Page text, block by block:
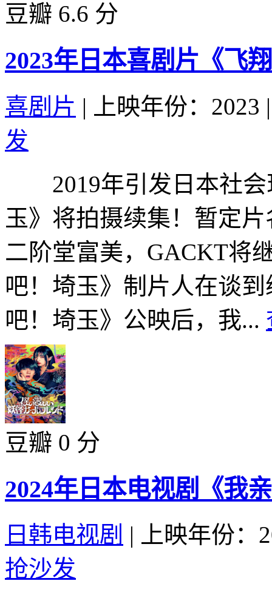
豆瓣 6.6 分
2023年日本喜剧片《飞
喜剧片 | 上映年份：2023 |
发
2019年引发日本社会
玉》将拍摄续集！暂定
二阶堂富美，GACKT
吧！埼玉》制片人在谈
吧！埼玉》公映后，我...
豆瓣 0 分
2024年日本电视剧《我
日韩电视剧 |
上映年份：
抢沙发